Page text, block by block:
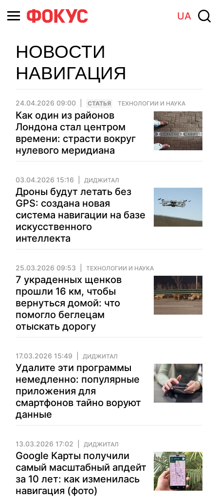
UA
НОВОСТИ
НАВИГАЦИЯ
24.04.2026 09:00 CТАТЬЯ ТЕХНОЛОГИИ И НАУКА
Как один из районов
Лондона стал центром
времени: страсти вокруг
нулевого меридиана
03.04.2026 15:16 ДИДЖИТАЛ
Дроны будут летать без
GPS: создана новая
система навигации на базе
искусственного
интеллекта
25.03.2026 09:53 ТЕХНОЛОГИИ И НАУКА
7 украденных щенков
прошли 16 км, чтобы
вернуться домой: что
помогло беглецам
отыскать дорогу
17.03.2026 15:49 ДИДЖИТАЛ
Удалите эти программы
немедленно: популярные
приложения для
смартфонов тайно воруют
данные
13.03.2026 17:02 ДИДЖИТАЛ
Google Карты получили
самый масштабный апдейт
за 10 лет: как изменилась
навигация (фото)